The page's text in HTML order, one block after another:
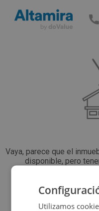
Vaya, parece que el
disponible, pero
Utilizamos